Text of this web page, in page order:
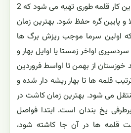
دار شدن آنهاست. برای این کار قلمه طوری تهیه می شود که 2
و پایین گره حفظ شود. بهترین زمان
اولین سرما موجب ریزش برگ ها
اواخر زمستا یا اوایل بهار و
خوزستان از بهمن تا اواسط فروردین
قلمه ها تا بهار ریشه دار شده و
می شود. بهترین زمان کاشت در
یخ بندان است. ابتدا فواصل
قلمه ها در آن جا کاشته شود،